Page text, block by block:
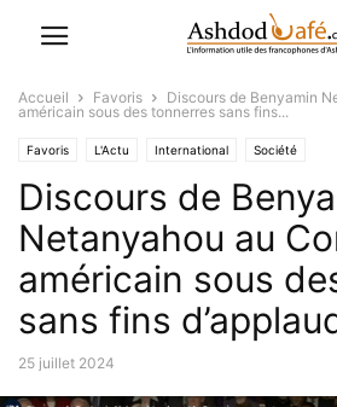
Accueil Favoris
Discours de Benyamin
américain sous des tonnerres sans fins...
Favoris L'Actu International Société
Discours de
Netanyahou au
américain sous
sans fins
25 juillet 2024